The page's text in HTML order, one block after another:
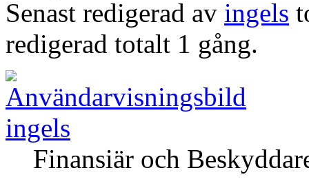
Senast redigerad av ingels
redigerad totalt 1 gång.
ingels
Finansiär och